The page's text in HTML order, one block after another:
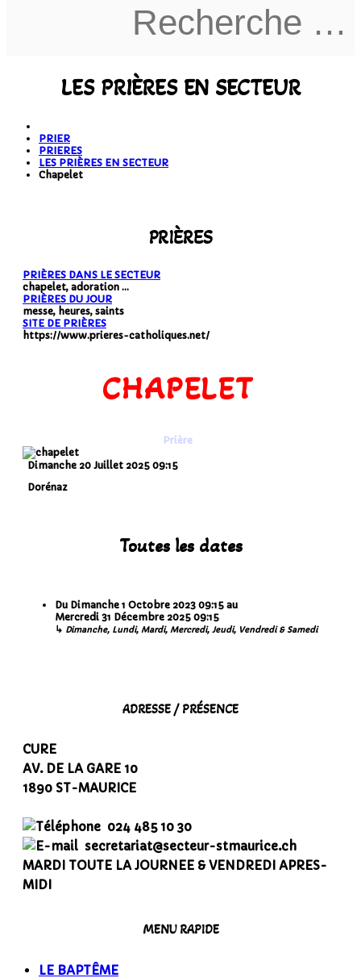
LES PRIÈRES EN SECTEUR
PRIER
PRIERES
LES PRIÈRES EN SECTEUR
Chapelet
PRIÈRES
PRIÈRES DANS LE SECTEUR
chapelet, adoration ...
PRIÈRES DU JOUR
messe, heures, saints
SITE DE PRIÈRES
https://www.prieres-catholiques.net/
CHAPELET
Prière
Dimanche 20 Juillet 2025 09:15
Dorénaz
Toutes les dates
Du Dimanche 1 Octobre 2023 09:15 au
Mercredi 31 Décembre 2025 09:15
↳ Dimanche, Lundi, Mardi, Mercredi, Jeudi, Vendredi & Samedi
ADRESSE / PRÉSENCE
CURE
AV. DE LA GARE 10
1890 ST-MAURICE
024 485 10 30
secretariat@secteur-stmaurice.ch
MARDI TOUTE LA JOURNEE & VENDREDI APRES-
MIDI
MENU RAPIDE
LE BAPTÊME